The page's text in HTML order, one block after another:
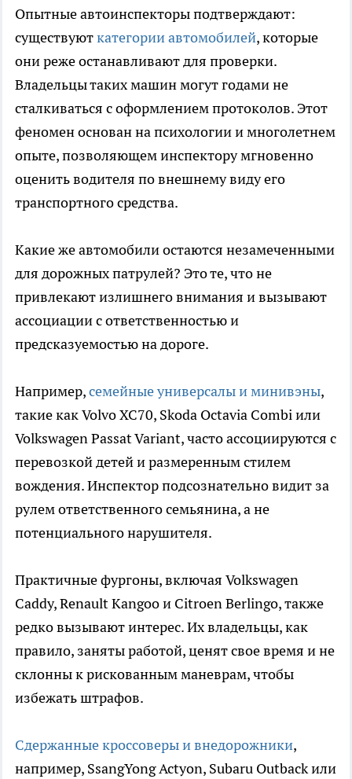
Опытные автоинспекторы подтверждают:
существуюткатегории автомобилей, которые
они реже останавливают для проверки.
Владельцы таких машин могут годами не
сталкиваться с оформлением протоколов. Этот
феномен основан на психологии и многолетнем
опыте, позволяющем инспектору мгновенно
оценить водителя по внешнему виду его
транспортного средства.
Какие же автомобили остаются незамеченными
для дорожных патрулей? Это те, что не
привлекают излишнего внимания и вызывают
ассоциации с ответственностью и
предсказуемостью на дороге.
Например,семейные универсалы и минивэны,
такие как Volvo XC70, Skoda Octavia Combi или
Volkswagen Passat Variant, часто ассоциируются с
перевозкой детей и размеренным стилем
вождения. Инспектор подсознательно видит за
рулем ответственного семьянина, а не
потенциального нарушителя.
Практичные фургоны, включая Volkswagen
Caddy, Renault Kangoo и Citroen Berlingo, также
редко вызывают интерес. Их владельцы, как
правило, заняты работой, ценят свое время и не
склонны к рискованным маневрам, чтобы
избежать штрафов.
Сдержанные кроссоверы и внедорожники,
например, SsangYong Actyon, Subaru Outback или